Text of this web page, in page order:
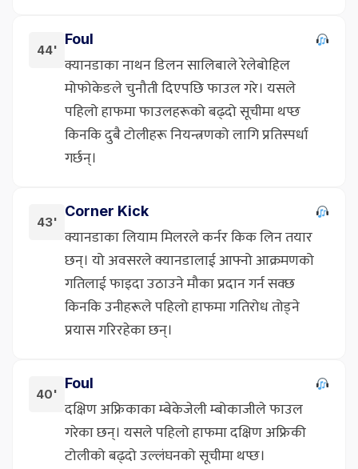
44'
Foul
क्यानडाका नाथन डिलन सालिबाले रेलेबोहिल
मोफोकेङले चुनौती दिएपछि फाउल गरे। यसले
पहिलो हाफमा फाउलहरूको बढ्दो सूचीमा थप्छ
किनकि दुबै टोलीहरू नियन्त्रणको लागि प्रतिस्पर्धा
गर्छन्।
43'
Corner Kick
क्यानडाका लियाम मिलरले कर्नर किक लिन तयार
छन्। यो अवसरले क्यानडालाई आफ्नो आक्रमणको
गतिलाई फाइदा उठाउने मौका प्रदान गर्न सक्छ
किनकि उनीहरूले पहिलो हाफमा गतिरोध तोड्ने
प्रयास गरिरहेका छन्।
40'
Foul
दक्षिण अफ्रिकाका म्बेकेजेली म्बोकाजीले फाउल
गरेका छन्। यसले पहिलो हाफमा दक्षिण अफ्रिकी
टोलीको बढ्दो उल्लंघनको सूचीमा थप्छ।